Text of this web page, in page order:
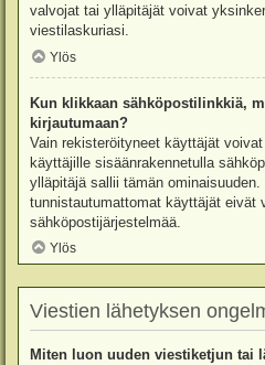
valvojat tai ylläpitäjät voivat
viestilaskuriasi.
Ylös
Kun klikkaan sähköpostilinkkiä,
kirjautumaan?
Vain rekisteröityneet käyttäjät
käyttäjille sisäänrakennetulla
ylläpitäjä sallii tämän
tunnistautumattomat käyttäjät eivät
sähköpostijärjestelmää.
Ylös
Viestien lähetyksen
Miten luon uuden viestiketjun tai